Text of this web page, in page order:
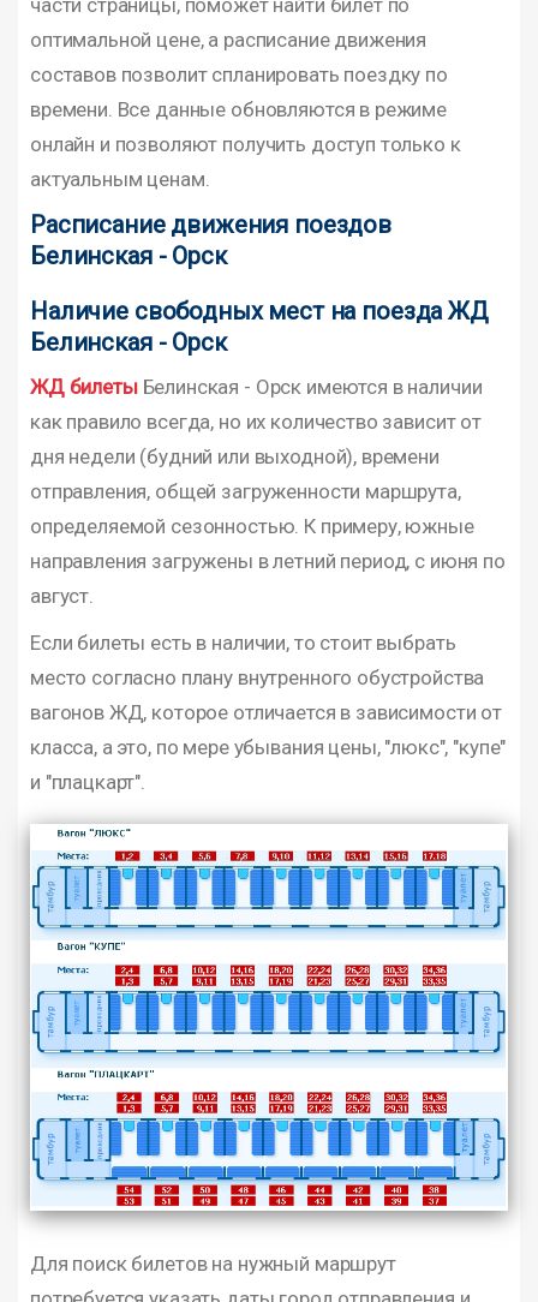
оптимальной цене, а расписание движения
составов позволит спланировать поездку по
времени. Все данные обновляются в режиме
онлайн и позволяют получить доступ только к
актуальным ценам.
Расписание движения поездов
Белинская - Орск
Наличие свободных мест на поезда ЖД
Белинская - Орск
ЖД билетыБелинская - Орск имеются в наличии
как правило всегда, но их количество зависит от
дня недели (будний или выходной), времени
отправления, общей загруженности маршрута,
определяемой сезонностью. К примеру, южные
направления загружены в летний период, с июня по
август.
Если билеты есть в наличии, то стоит выбрать
место согласно плану внутренного обустройства
вагонов ЖД, которое отличается в зависимости от
класса, а это, по мере убывания цены, "люкс", "купе"
и "плацкарт".
Для поиск билетов на нужный маршрут